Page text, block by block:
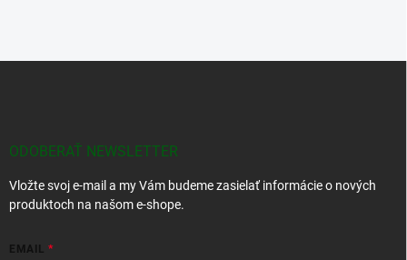
ODOBERAŤ NEWSLETTER
Vložte svoj e-mail a my Vám budeme zasielať informácie o nových
produktoch na našom e-shope.
EMAIL